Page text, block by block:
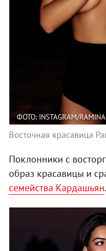
ФОТО: INSTAGRAM/
Восточная красавица
Поклонники с
образ красавицы и
семейства Кардашьян.